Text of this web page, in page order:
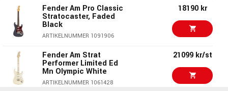
Utrustningen inkluderar ett vintageinspirerat Telecaster®-
stall med tre sadlar i mässing och strängar som går genom
kroppen. Stämskruvarna är Fender® ClassicGear™ med
staggradering, vilket ger stabil stämning och klassisk
design.
Tillbehör
Butterscotch Blonde
ARTIKELNUMMER 1095274
Fender Made in Japan
Collection 60s
Telecaster, Stardust
Blue
ARTIKELNUMMER 1096301
17999 kr
Fender Am Pro Classic
Stratocaster, Faded
Black
ARTIKELNUMMER 1091906
18190 kr
Fender Am Strat
Performer Limited Ed
Mn Olympic White
ARTIKELNUMMER 1061428
21099 kr/st